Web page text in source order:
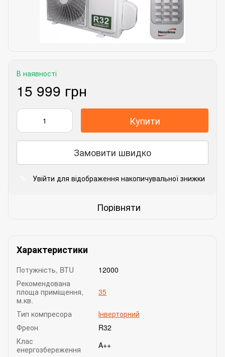
В наявності
15 999 грн
Купити
Замовити швидко
Увійти для відображення накопичувальної знижки
Порівняти
Характеристики
Потужність, BTU
12000
Рекомендована
площа приміщення,
м.кв.
35
Тип компресора
Інверторний
Фреон
R32
Клас
енергозбереження
A++